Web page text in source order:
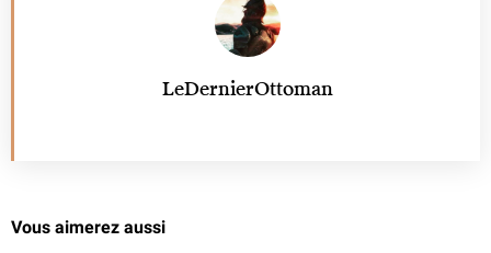
LeDernierOttoman
Vous aimerez aussi